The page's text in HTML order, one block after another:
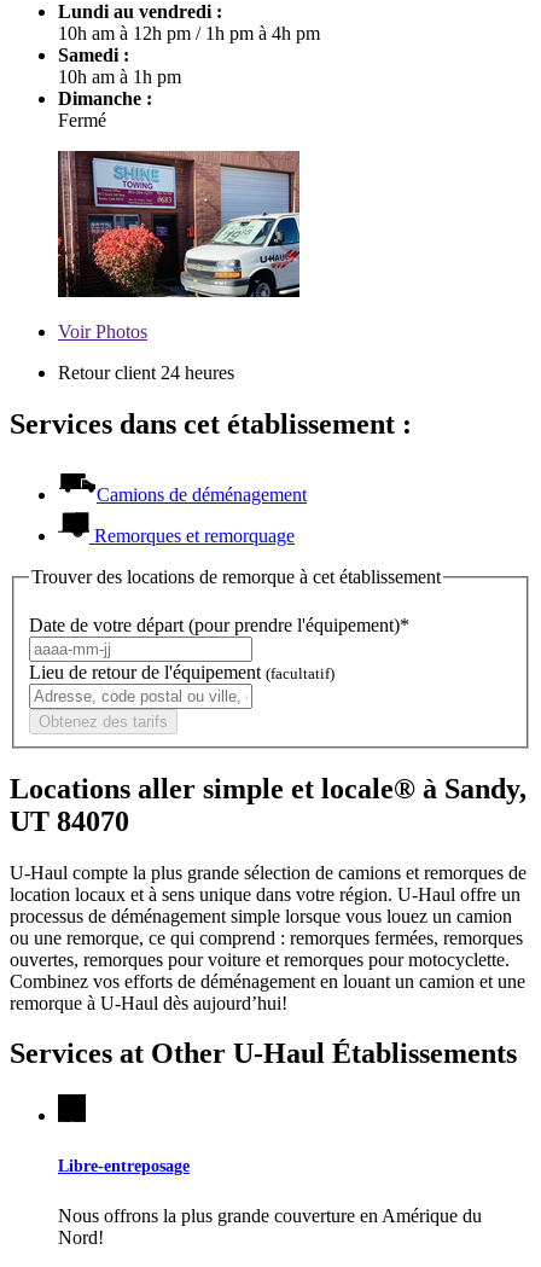
Lundi au vendredi :
10h am à 12h pm / 1h pm à 4h pm
Samedi :
10h am à 1h pm
Dimanche :
Fermé
VoirPhotos
Retour client 24 heures
Services dans cet établissement :
Camions de déménagement
Remorques et remorquage
Trouver des locations de remorque à cet établissement
Date de votre départ (pour prendre l'équipement)*
Lieu de retour de l'équipement (facultatif)
Obtenez des tarifs
Locations aller simple et locale® à Sandy,
UT 84070
U-Haul compte la plus grande sélection de camions et remorques de
location locaux et à sens unique dans votre région. U-Haul offre un
processus de déménagement simple lorsque vous louez un camion
ou une remorque, ce qui comprend : remorques fermées, remorques
ouvertes, remorques pour voiture et remorques pour motocyclette.
Combinez vos efforts de déménagement en louant un camion et une
remorque à U-Haul dès aujourd’hui!
Services at Other U-Haul Établissements
Libre-entreposage
Nous offrons la plus grande couverture en Amérique du
Nord!